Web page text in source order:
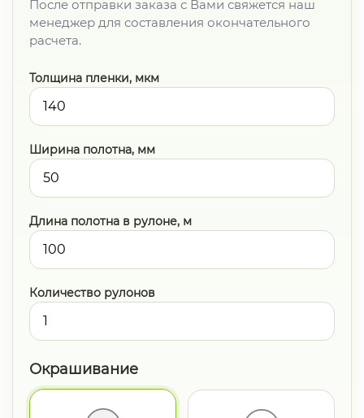
После отправки заказа с Вами свяжется наш
менеджер для составления окончательного
расчета.
Толщина пленки, мкм
Ширина полотна, мм
Длина полотна в рулоне, м
Количество рулонов
Окрашивание